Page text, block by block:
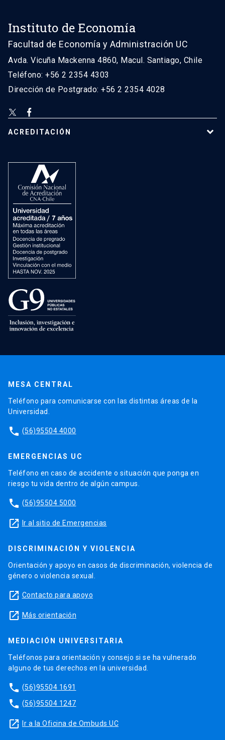
Instituto de Economía
Facultad de Economía y Administración UC
Avda. Vicuña Mackenna 4860, Macul. Santiago, Chile
Teléfono: +56 2 2354 4303
Dirección de Postgrado: +56 2 2354 4028
ACREDITACIÓN
MESA CENTRAL
Teléfono para comunicarse con las distintas áreas de la
Universidad.
phone (56)95504 4000
EMERGENCIAS UC
Teléfono en caso de accidente o situación que ponga en
riesgo tu vida dentro de algún campus.
phone (56)95504 5000
launch Ir al sitio de Emergencias
DISCRIMINACIÓN Y VIOLENCIA
Orientación y apoyo en casos de discriminación, violencia de
género o violencia sexual.
launch Contacto para apoyo
launch Más orientación
MEDIACIÓN UNIVERSITARIA
Teléfonos para orientación y consejo si se ha vulnerado
alguno de tus derechos en la universidad.
phone (56)95504 1691
phone (56)95504 1247
launch Ir a la Oficina de Ombuds UC